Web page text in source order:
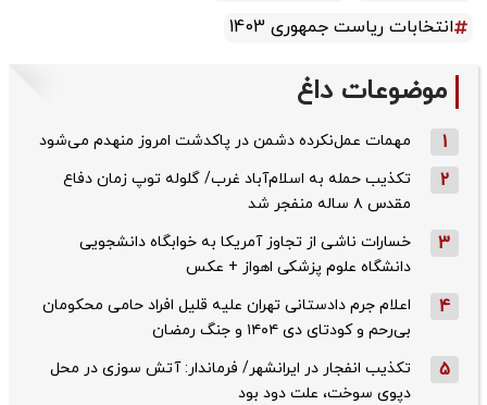
انتخابات ریاست جمهوری 1403
موضوعات داغ
1 مهمات عمل‌نکرده دشمن در پاکدشت امروز منهدم می‌شود
2
تکذیب حمله به اسلام‌آباد غرب/ گلوله توپ زمان دفاع
مقدس ۸ ساله منفجر شد
3
خسارات ناشی از تجاوز آمریکا به خوابگاه دانشجویی
دانشگاه علوم پزشکی اهواز + عکس
4
اعلام جرم دادستانی تهران علیه قلیل افراد حامی محکومان
بی‌رحم و کودتای دی‌ ۱۴۰۴ و جنگ رمضان
5
تکذیب ‌انفجار در ایرانشهر/ فرماندار: آتش سوزی در محل
دپوی سوخت، علت دود بود